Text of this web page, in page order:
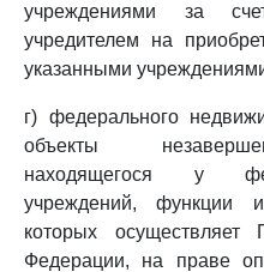
учреждениями за
учредителем на
указанными
г) федерального
объекты
находящегося у
учреждений, функции
которых осуществляет
Федерации, на праве